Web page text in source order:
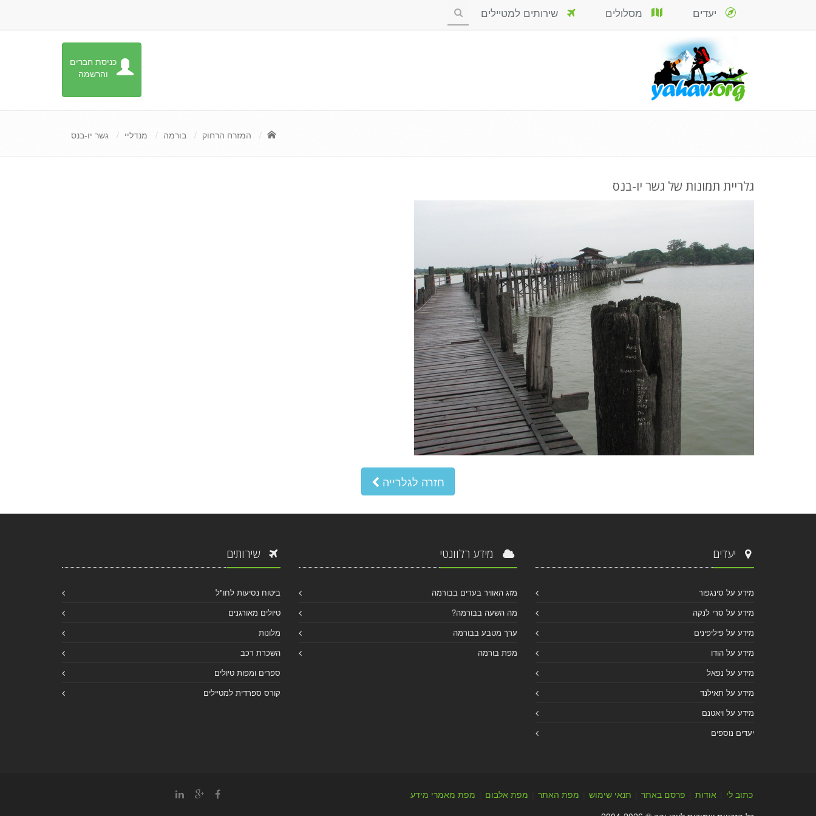
כניסת חברים
והרשמה
יעדים מסלולים שירותים למטיילים
המזרח הרחוק בורמה מנדליי גשר יו-בנס
גלריית תמונות של גשר יו-בנס
חזרה לגלרייה
יעדים
מידע על סינגפור
מידע על סרי לנקה
מידע על פיליפינים
מידע על הודו
מידע על נפאל
מידע על תאילנד
מידע על ויאטנם
יעדים נוספים
מידע רלוונטי
מזג האוויר בערים בבורמה
מה השעה בבורמה?
ערך מטבע בבורמה
מפת בורמה
שירותים
ביטוח נסיעות לחו"ל
טיולים מאורגנים
מלונות
השכרת רכב
ספרים ומפות טיולים
קורס ספרדית למטיילים
כתוב לי אודות פרסם באתר תנאי שימוש מפת האתר מפת אלבום
מפת מאמרי מידע